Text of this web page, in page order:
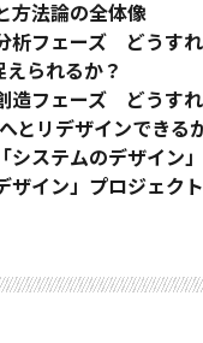
とインフラの変化速
図
計意図
ラのリデザインで解
能性：「メンタルヘ
ザイン思考を超えて
めるための「3つのレ
ンズ」
ンズ」
レンズ」
（まとめ）
法論の全体像
プロセスの全体像
インプロセス
のシステムデザイン
の方程式
フェーズ どうす
られるか？
ェント（登場人物
のデザイン」リサーチ
する、浸る
「関係」を把握する
関係
果関係
フェーズ どうすれ
とリデザインできる
ャズム（溝）
る
インワーク集
ステムのデザイン」
ての「世界線のデザ
ーションとしての「
としての「システム
略としての「複雑性
イン」プロジェク
とまち」プロジェク
者の就労」プロジ
ンパスビジョンワ